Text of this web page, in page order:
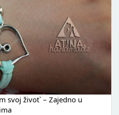
svoj život` – Zajedno u